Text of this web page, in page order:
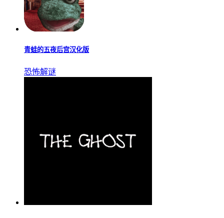
青蛙的五夜后宫汉化版
恐怖解谜